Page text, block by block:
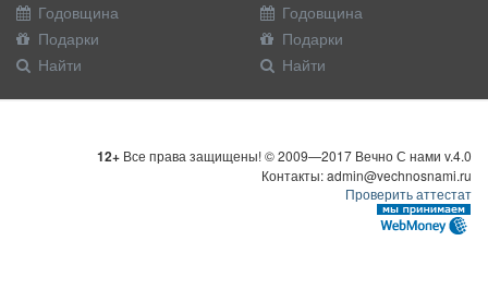
Годовщина
Подарки
Найти
Годовщина
Подарки
Найти
12+ Все права защищены! © 2009—2017 Вечно С нами v.4.0
Контакты: admin@vechnosnami.ru
Проверить аттестат